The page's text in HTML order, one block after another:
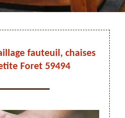
fauteuil, chaises
Foret 59494